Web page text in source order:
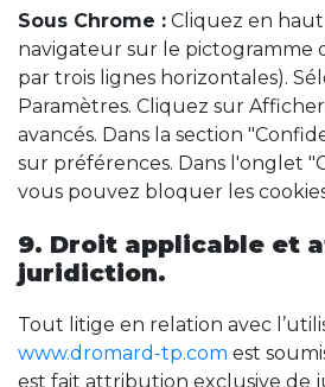
Sous Chrome : Cliquez en
navigateur sur le pictogramme
par trois lignes horizontales).
Paramètres. Cliquez sur
avancés. Dans la section
sur préférences. Dans l'onglet
vous pouvez bloquer les
9. Droit applicable et
juridiction.
Tout litige en relation avec
www.dromard-tp.com est
est fait attribution exclusive de